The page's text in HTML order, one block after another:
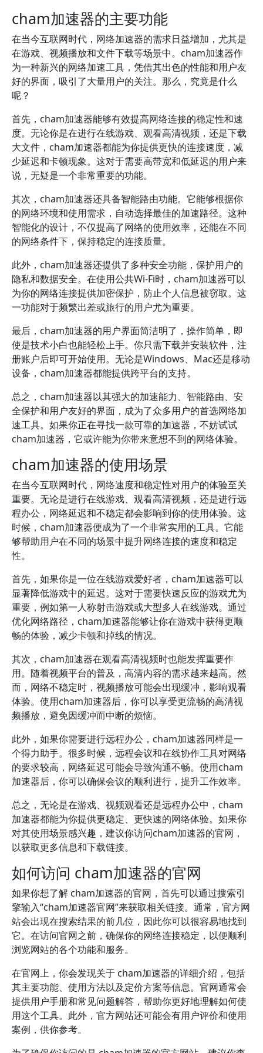
cham加速器的主要功能
在当今互联网时代，网络加速器的需求日益增加，尤其是
在游戏、视频播放和文件下载等场景中。cham加速器作
为一种新兴的网络加速工具，凭借其出色的性能和用户友
好的界面，吸引了大量用户的关注。那么，究竟是什么
呢？
首先，cham加速器能够有效提高网络连接的稳定性和速
度。无论你是在进行在线游戏、观看高清视频，还是下载
大文件，cham加速器都能为你提供更快的连接速度，减
少延迟和卡顿现象。这对于需要高带宽和低延迟的用户来
说，无疑是一个非常重要的功能。
其次，cham加速器还具备智能路由功能。它能够根据你
的网络环境和使用需求，自动选择最佳的加速路径。这种
智能化的设计，不仅提高了网络的使用效率，还能在不同
的网络条件下，保持稳定的连接质量。
此外，cham加速器还提供了多种安全功能，保护用户的
隐私和数据安全。在使用公共Wi-Fi时，cham加速器可以
为你的网络连接提供加密保护，防止个人信息被窃取。这
一功能对于频繁出差或旅行的用户尤为重要。
最后，cham加速器的用户界面简洁明了，操作简单，即
使是技术小白也能轻松上手。你只需下载并安装软件，注
册账户后即可开始使用。无论是Windows、Mac还是移动
设备，cham加速器都能提供跨平台的支持。
总之，cham加速器以其强大的加速能力、智能路由、安
全保护和用户友好的界面，成为了众多用户的首选网络加
速工具。如果你正在寻找一款可靠的加速器，不妨试试
cham加速器，它或许能为你带来意想不到的网络体验。
cham加速器的使用场景
在当今互联网时代，网络速度和稳定性对用户的体验至关
重要。无论是进行在线游戏、观看高清视频，还是进行远
程办公，网络延迟和不稳定都会影响到你的使用体验。这
时候，cham加速器便成为了一个非常实用的工具。它能
够帮助用户在不同的场景中提升网络连接的速度和稳定
性。
首先，如果你是一位在线游戏爱好者，cham加速器可以
显著降低游戏中的延迟。这对于需要快速反应的游戏尤为
重要，例如第一人称射击游戏或大型多人在线游戏。通过
优化网络路径，cham加速器能够让你在游戏中获得更顺
畅的体验，减少卡顿和掉线的情况。
其次，cham加速器在观看高清视频时也能发挥重要作
用。随着视频平台的普及，高清内容的需求越来越高。然
而，网络不稳定时，视频播放可能会出现缓冲，影响观看
体验。使用cham加速器后，你可以享受更流畅的高清视
频播放，避免因缓冲而中断的烦恼。
此外，如果你需要进行远程办公，cham加速器同样是一
个得力助手。很多时候，远程会议和在线协作工具对网络
的要求较高，网络延迟可能会导致沟通不畅。使用cham
加速器后，你可以确保会议的顺利进行，提升工作效率。
总之，无论是在游戏、视频观看还是远程办公中，cham
加速器都能为你提供更稳定、更快速的网络体验。如果你
对其使用场景感兴趣，建议你访问cham加速器的官网，
以获取更多信息和下载链接。
如何访问 cham加速器的官网
如果你想了解 cham加速器的官网，首先可以通过搜索引
擎输入“cham加速器官网”来获取相关链接。通常，官方网
站会出现在搜索结果的前几位，因此你可以很容易地找到
它。在访问官网之前，确保你的网络连接稳定，以便顺利
浏览网站的各个功能和服务。
在官网上，你会发现关于 cham加速器的详细介绍，包括
其主要功能、使用方法以及定价方案等信息。官网通常会
提供用户手册和常见问题解答，帮助你更好地理解如何使
用这个工具。此外，官方网站还可能会有用户评价和使用
案例，供你参考。